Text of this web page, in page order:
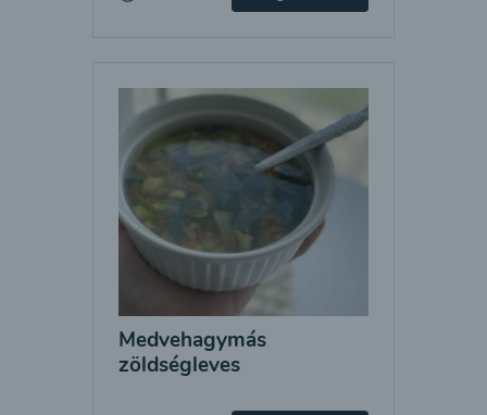
Medvehagymás
zöldségleves